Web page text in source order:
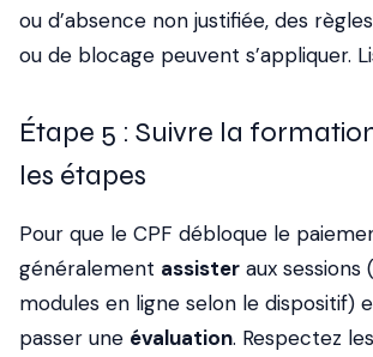
ou d’absence non justifiée, des
ou de blocage peuvent s’appliquer.
Étape 5 : Suivre la
les étapes
Pour que le CPF débloque le
généralement assister aux sessions
modules en ligne selon le dispositif)
passer une évaluation. Respectez